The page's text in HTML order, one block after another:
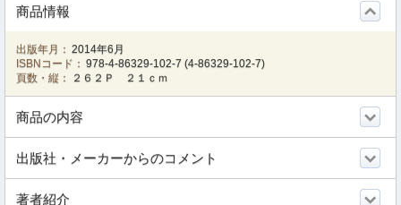
商品情報
出版年月： 2014年6月
ISBNコード： 978-4-86329-102-7 (4-86329-102-7)
頁数・縦：
２６２Ｐ ２１ｃｍ
商品の内容
出版社・メーカーからのコメント
著者紹介